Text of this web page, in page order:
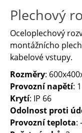
Plechový
Oceloplechový
montážnícho
kabelové vstupy.
Rozměry:
Provozní napětí:
Krytí: IP 66
Odolnost proti
Provozní teplota: